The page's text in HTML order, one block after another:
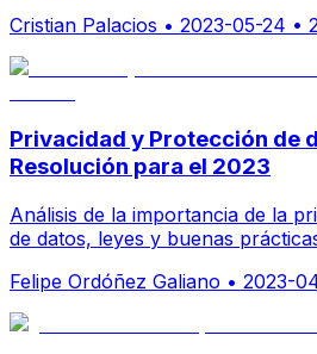
Cristian Palacios • 2023-05-24 •
Privacidad y Protección de
Resolución para el 2023
Análisis de la importancia de la
de datos, leyes y buenas
Felipe Ordóñez Galiano • 2023-